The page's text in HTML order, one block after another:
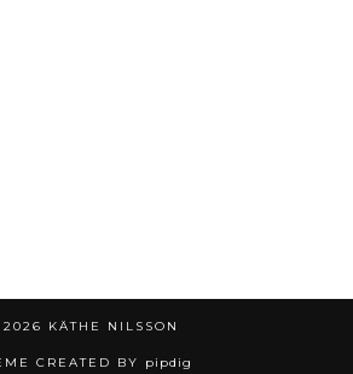
KÄTHE NILSSON
CREATED BY pipdig